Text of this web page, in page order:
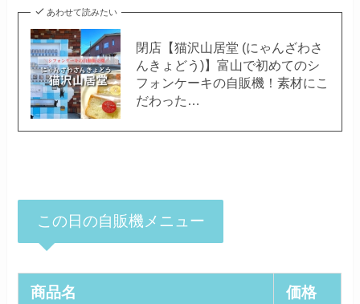
あわせて読みたい
閉店【猫沢山居堂 (にゃんざわさ
んきょどう)】富山で初めてのシ
フォンケーキの自販機！素材にこ
だわった…
この日の自販機メニュー
商品名 価格